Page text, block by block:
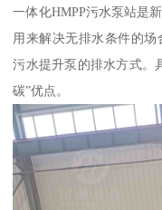
一体化HMPP污水泵站是
用来解决无排水条件的
污水提升泵的排水方式。
碳”优点。